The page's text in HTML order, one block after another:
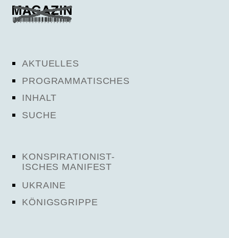
AKTUELLES
PROGRAMMATISCHES
INHALT
SUCHE
KONSPIRATIONIST-
ISCHES MANIFEST
UKRAINE
KÖNIGSGRIPPE